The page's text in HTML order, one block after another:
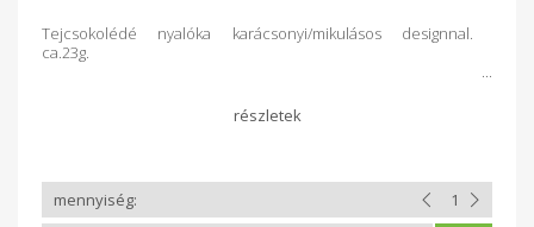
Tejcsokolédé nyalóka karácsonyi/mikulásos designnal.
ca.23g.